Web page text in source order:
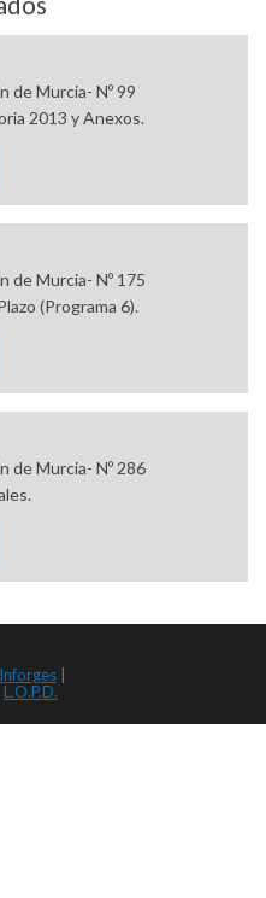
de Murcia- Nº 99
2013 y Anexos.
de Murcia- Nº 175
(Programa 6).
de Murcia- Nº 286
Inforges
L.O.P.D.